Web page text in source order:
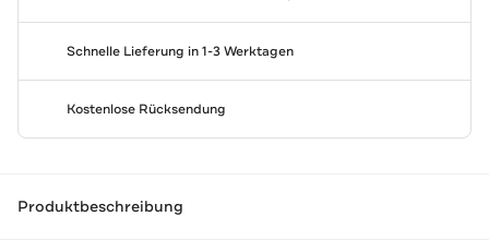
Schnelle Lieferung in 1-3 Werktagen
Kostenlose Rücksendung
Produktbeschreibung